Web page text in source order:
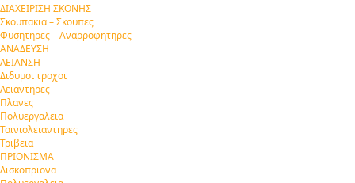
ΔΙΑΧΕΙΡΙΣΗ ΣΚΟΝΗΣ
Σκουπακια – Σκουπες
Φυσητηρες – Αναρροφητηρες
ΑΝΑΔΕΥΣΗ
ΛΕΙΑΝΣΗ
Διδυμοι τροχοι
Λειαντηρες
Πλανες
Πολυεργαλεια
Ταινιολειαντηρες
Τριβεια
ΠΡΙΟΝΙΣΜΑ
Δισκοπριονα